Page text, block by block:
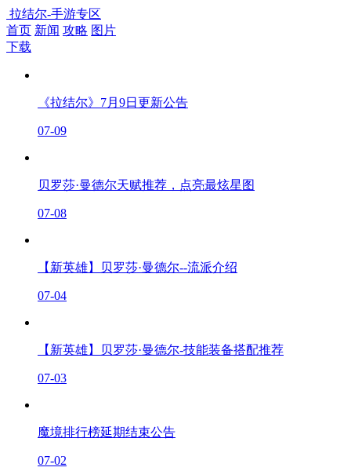
拉结尔-手游专区
首页 新闻 攻略 图片
下载
《拉结尔》7月9日更新公告
07-09
贝罗莎·曼德尔天赋推荐，点亮最炫星图
07-08
【新英雄】贝罗莎·曼德尔--流派介绍
07-04
【新英雄】贝罗莎·曼德尔-技能装备搭配推荐
07-03
魔境排行榜延期结束公告
07-02